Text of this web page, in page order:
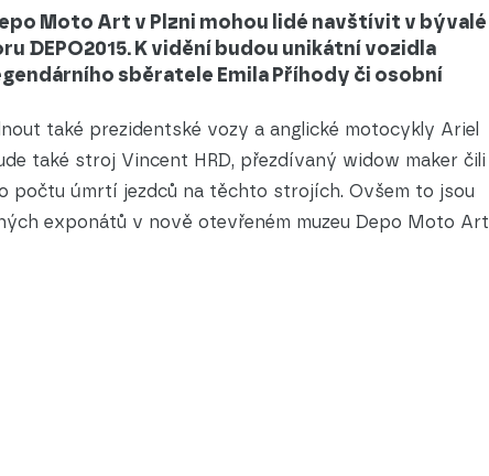
Moto Art v Plzni mohou lidé navštívit v bývalé
DEPO2015. K vidění budou unikátní vozidla
sběratele Emila Příhody či osobní
také prezidentské vozy a anglické motocykly Ariel
také stroj Vincent HRD, přezdívaný widow maker čili
počtu úmrtí jezdců na těchto strojích. Ovšem to jsou
exponátů v nově otevřeném muzeu Depo Moto Art